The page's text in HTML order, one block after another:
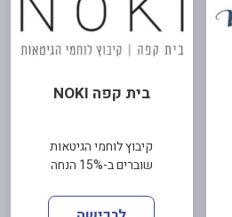
בית קפה NOKI
קיבוץ לוחמי הגיטאות
שוברים ב-15% הנחה